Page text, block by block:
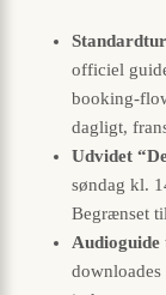
officiel
booking-
dagligt,
Udvidet
søndag kl.
Begrænset
Audioguide
downloades